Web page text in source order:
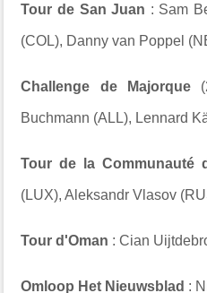
Tour de San Juan : Sam
(COL), Danny van Poppel
Challenge de Majorque
Buchmann (ALL), Lennard
Tour de la Communauté
(LUX), Aleksandr Vlasov
Tour d'Oman : Cian
Omloop Het Nieuwsblad :